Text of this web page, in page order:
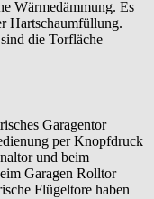
Wärmedämmung. Es
Hartschaumfüllung.
die Torfläche
Garagentor
per Knopfdruck
und beim
Garagen Rolltor
Flügeltore haben